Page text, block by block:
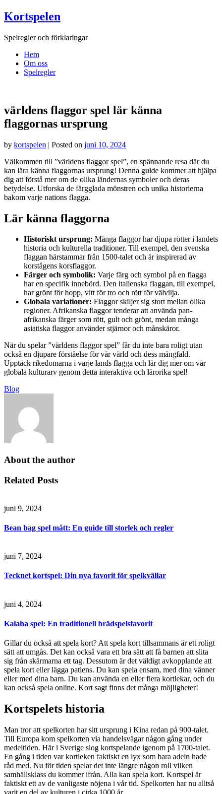
Skip
to
Kortspelen
Spelregler och förklaringar
Hem
Om oss
Spelregler
världens flaggor spel lär känna
flaggornas ursprung
by kortspelen | Posted on juni 10, 2024
Välkommen till ”världens flaggor spel”, en spännande resa där du
kan lära känna flaggornas ursprung! Denna guide kommer att hjälpa
dig att förstå mer om de olika ländernas symboler och deras
betydelse. Utforska de färgglada mönstren och unika historierna
bakom varje nations flagga.
Lär känna flaggorna
Historiskt ursprung: Många flaggor har djupa rötter i landets
historia och kulturella traditioner. Till exempel, den svenska
flaggan härstammar från 1500-talet och är inspirerad av
korstågens korsflaggor.
Färger och symbolik: Varje färg och symbol på en flagga
har en specifik innebörd. Den italienska flaggan, till exempel,
har grönt för hopp, vitt för tro och rött för välvilja.
Globala variationer: Flaggor skiljer sig stort mellan olika
regioner. Afrikanska flaggor tenderar att använda pan-
afrikanska färger som rött, gult och grönt, medan många
asiatiska flaggor använder stjärnor och månskäror.
När du spelar ”världens flaggor spel” får du inte bara roligt utan
också en djupare förståelse för vår värld och dess mångfald.
Upptäck rikedomarna i varje lands flagga och lär dig mer om vår
globala kulturarv genom detta interaktiva och lärorika spel!
Blog
About the author
Related Posts
juni 9, 2024
Bean bag spel mått: En guide till storlek och regler
juni 7, 2024
Tecknet kortspel: Din nya favorit för spelkvällar
juni 4, 2024
Kalaha spel: En traditionell brädspelsfavorit
Gillar du också att spela kort? Att spela kort tillsammans är ett roligt
sätt att umgås. Det kan också vara ett bra sätt att få barnen att slita
sig från skärmarna ett tag. Dessutom är det väldigt avkopplande att
spela kort eller lägga patiens. Du kan spela ensam, med dina vänner
eller med dina barn. Du kan använda en eller flera kortlekar, och du
kan också spela online. Kort sagt finns det många möjligheter!
Kortspelets historia
Man tror att spelkorten har sitt ursprung i Kina redan på 900-talet.
Till Europa kom spelkorten via handelsvägar någon gång under
medeltiden. Här i Sverige slog kortspelande igenom på 1700-talet.
En gång i tiden var kortleken faktiskt en lyx som bara adeln hade
råd med. Nu för tiden spelar det inte längre någon roll vilken
samhällsklass du kommer ifrån. Alla kan spela kort. Kortspel är
faktiskt ett av de vanligaste nöjena i vår tid. Spelkorten har nu alltså
varit en del av kulturen i cirka 1000 år.